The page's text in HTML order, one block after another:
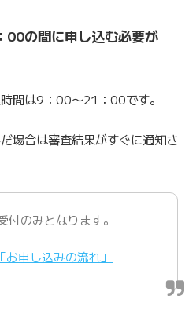
の間に申し込む必要が
間は9：00〜21：00です。
場合は審査結果がすぐに通知さ
のみとなります。
申し込みの流れ」